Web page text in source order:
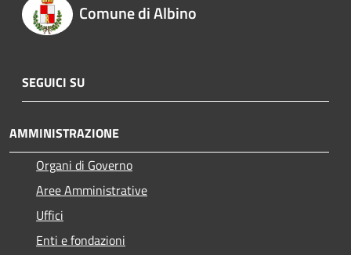
Comune di Albino
SEGUICI SU
AMMINISTRAZIONE
Organi di Governo
Aree Amministrative
Uffici
Enti e fondazioni